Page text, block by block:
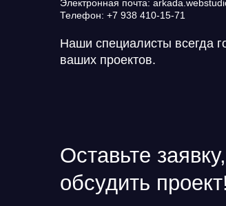
Электронная почта:
Телефон: +7 938 410-15-71
Наши специалисты всегда
ваших проектов.
Оставьте
обсудить проект!